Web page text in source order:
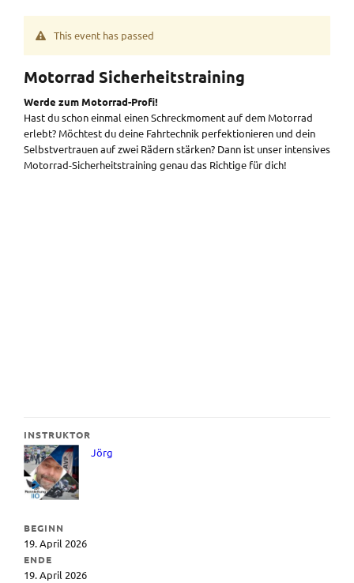
This event has passed
Motorrad Sicherheitstraining
Werde zum Motorrad-Profi!
Hast du schon einmal einen Schreckmoment auf dem Motorrad
erlebt? Möchtest du deine Fahrtechnik perfektionieren und dein
Selbstvertrauen auf zwei Rädern stärken? Dann ist unser intensives
Motorrad-Sicherheitstraining genau das Richtige für dich!
INSTRUKTOR
Jörg
BEGINN
19. April 2026
ENDE
19. April 2026